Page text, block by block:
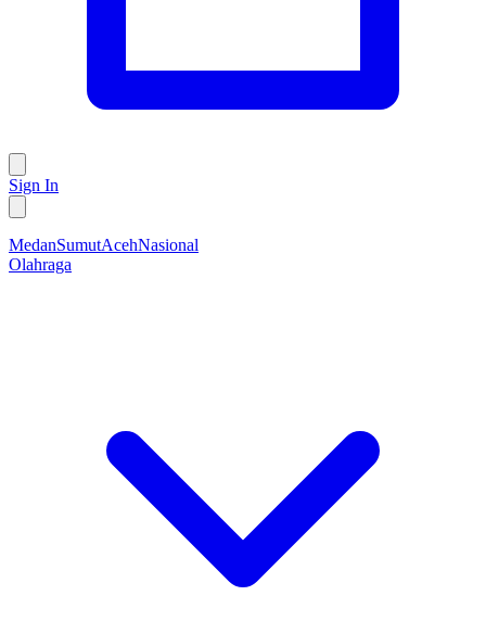
Sign In
MedanSumutAcehNasional
Olahraga